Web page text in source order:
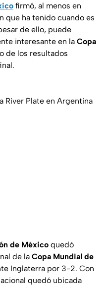
firmó, al menos en
que ha tenido cuando es
de ello, puede
interesante en la Copa
de los resultados
River Plate en Argentina
de México quedó
de la Copa Mundial de
Inglaterra por 3-2. Con
quedó ubicada